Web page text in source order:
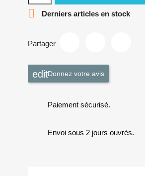
 Derniers articles en stock
Partager
Donnez votre avis
Paiement sécurisé.
Envoi sous 2 jours ouvrés.